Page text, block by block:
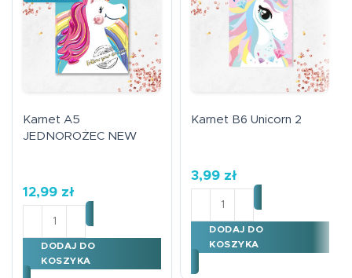
Karnet A5
JEDNOROŻEC NEW
12,99 zł
ilość Karnet A5 JEDNOROŻEC NEW
DODAJ DO
KOSZYKA
Karnet B6 Unicorn 2
3,99 zł
ilość Karnet B6 Unicorn 2
DODAJ DO
KOSZYKA